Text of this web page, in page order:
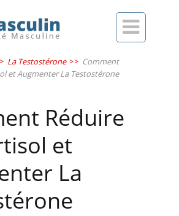

La Testostérone >> Comment
et Augmenter La Testostérone
Réduire
et
La